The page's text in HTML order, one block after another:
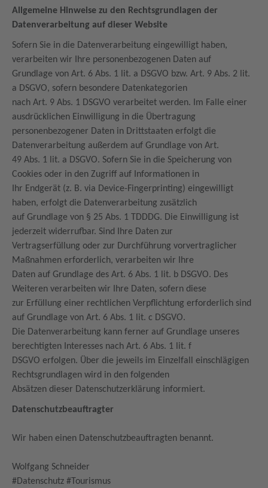
Allgemeine Hinweise zu den Rechtsgrundlagen der
Datenverarbeitung auf dieser Website
Sofern Sie in die Datenverarbeitung eingewilligt haben,
verarbeiten wir Ihre personenbezogenen Daten auf
Grundlage von Art. 6 Abs. 1 lit. a DSGVO bzw. Art. 9 Abs. 2 lit.
a DSGVO, sofern besondere Datenkategorien
nach Art. 9 Abs. 1 DSGVO verarbeitet werden. Im Falle einer
ausdrücklichen Einwilligung in die Übertragung
personenbezogener Daten in Drittstaaten erfolgt die
Datenverarbeitung außerdem auf Grundlage von Art.
49 Abs. 1 lit. a DSGVO. Sofern Sie in die Speicherung von
Cookies oder in den Zugriff auf Informationen in
Ihr Endgerät (z. B. via Device-Fingerprinting) eingewilligt
haben, erfolgt die Datenverarbeitung zusätzlich
auf Grundlage von § 25 Abs. 1 TDDDG. Die Einwilligung ist
jederzeit widerrufbar. Sind Ihre Daten zur
Vertragserfüllung oder zur Durchführung vorvertraglicher
Maßnahmen erforderlich, verarbeiten wir Ihre
Daten auf Grundlage des Art. 6 Abs. 1 lit. b DSGVO. Des
Weiteren verarbeiten wir Ihre Daten, sofern diese
zur Erfüllung einer rechtlichen Verpflichtung erforderlich sind
auf Grundlage von Art. 6 Abs. 1 lit. c DSGVO.
Die Datenverarbeitung kann ferner auf Grundlage unseres
berechtigten Interesses nach Art. 6 Abs. 1 lit. f
DSGVO erfolgen. Über die jeweils im Einzelfall einschlägigen
Rechtsgrundlagen wird in den folgenden
Absätzen dieser Datenschutzerklärung informiert.
Datenschutzbeauftragter
Wir haben einen Datenschutzbeauftragten benannt.
Wolfgang Schneider
#Datenschutz #Tourismus